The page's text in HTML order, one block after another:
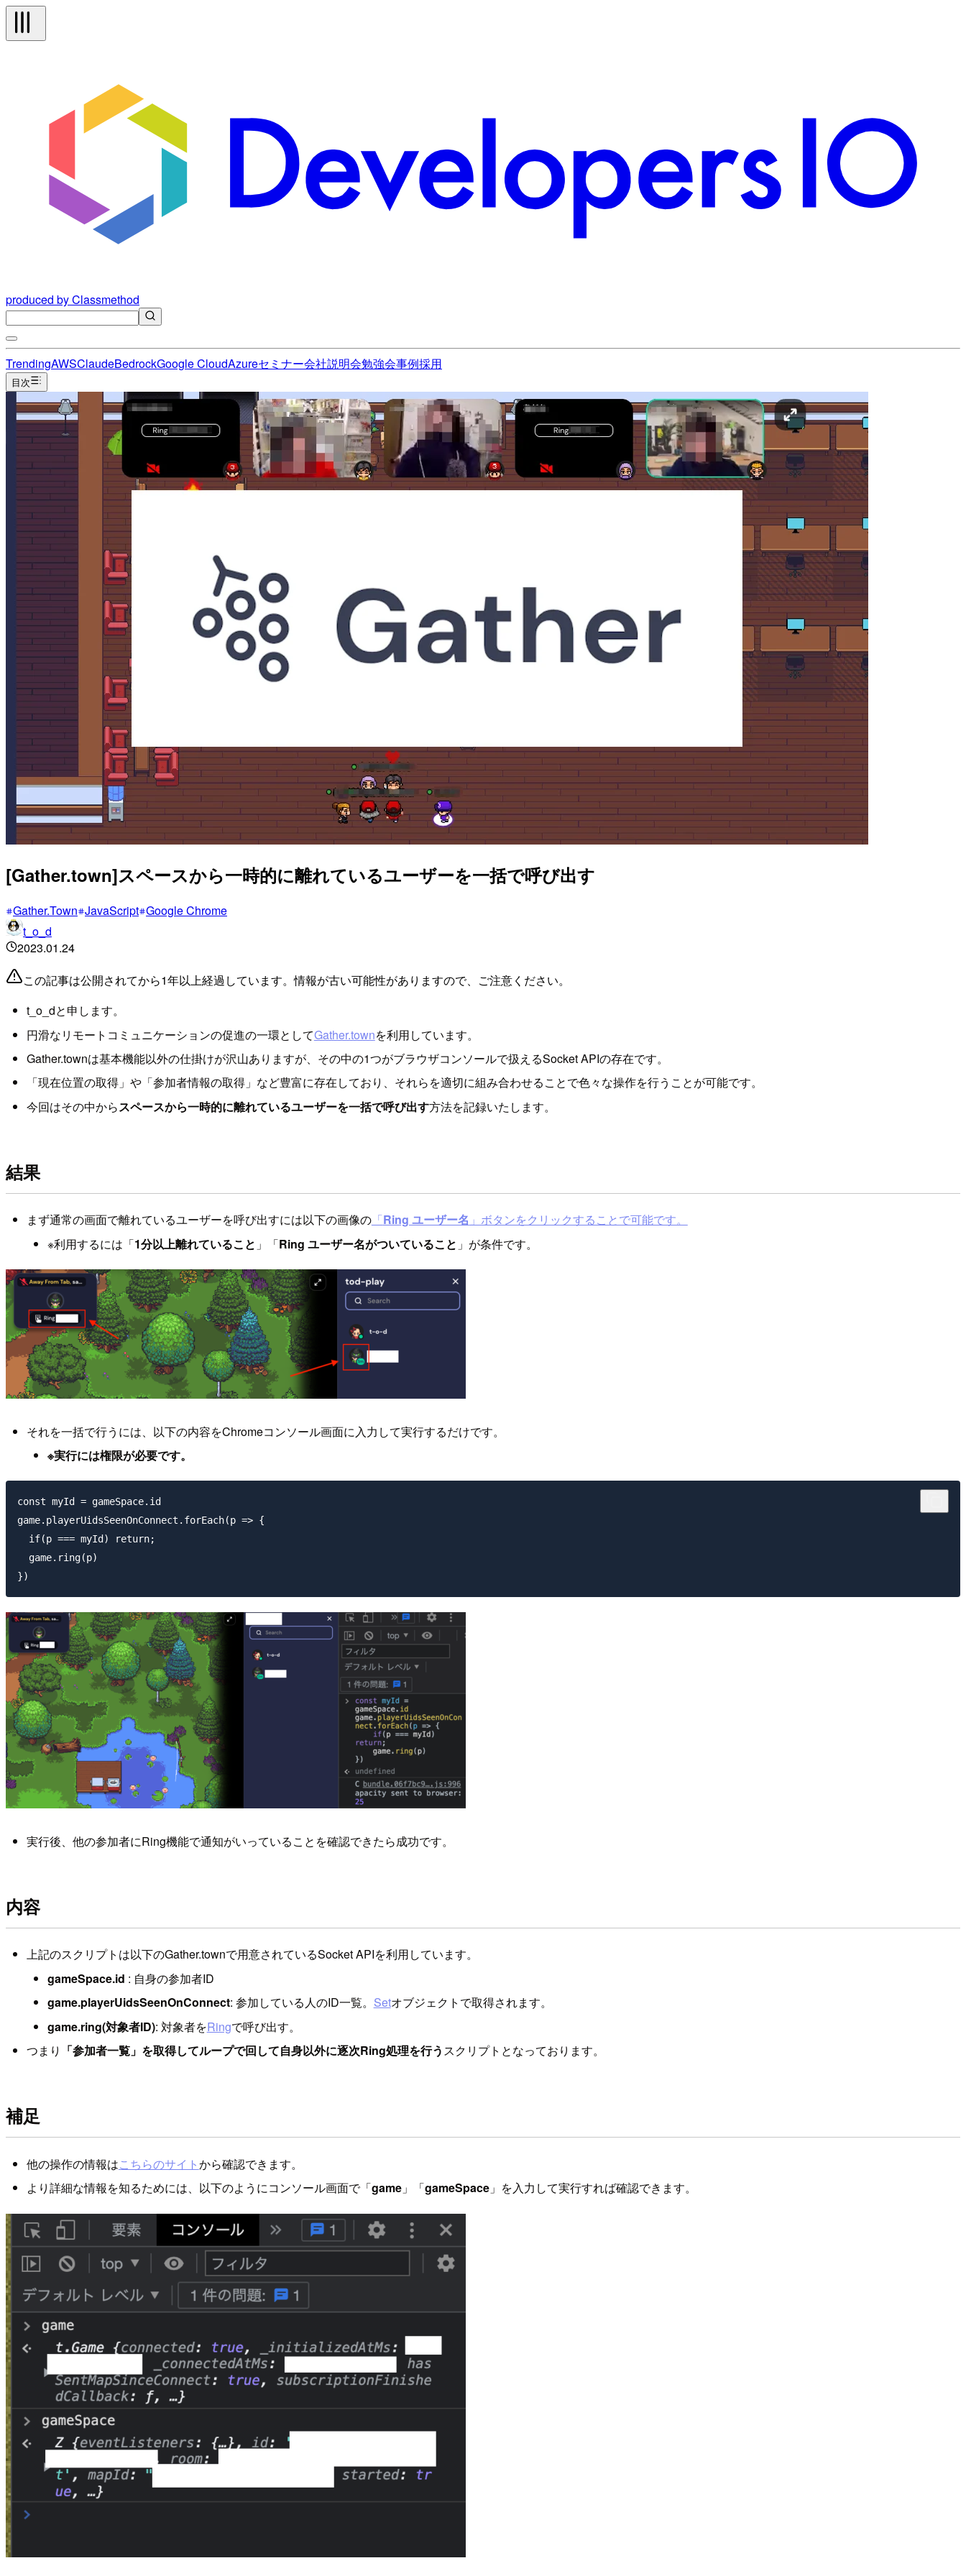
produced by Classmethod
TrendingAWSClaudeBedrockGoogle CloudAzureセミナー会社説明会勉強会事例採用
目次
[Gather.town]スペースから一時的に離れているユーザーを一括で呼び出す
Gather.Town JavaScript Google Chrome
t_o_d
2023.01.24
この記事は公開されてから1年以上経過しています。情報が古い可能性がありますので、ご注意ください。
t_o_dと申します。
円滑なリモートコミュニケーションの促進の一環としてGather.townを利用しています。
Gather.townは基本機能以外の仕掛けが沢山ありますが、その中の1つがブラウザコンソールで扱えるSocket APIの存在です。
「現在位置の取得」や「参加者情報の取得」など豊富に存在しており、それらを適切に組み合わせることで色々な操作を行うことが可能です。
今回はその中からスペースから一時的に離れているユーザーを一括で呼び出す方法を記録いたします。
結果
まず通常の画面で離れているユーザーを呼び出すには以下の画像の「Ring ユーザー名 」ボタンをクリックすることで可能です。
※利用するには「1分以上離れていること 」「Ring ユーザー名がついていること 」が条件です。
それを一括で行うには、以下の内容をChromeコンソール画面に入力して実行するだけです。
※実行には権限が必要です。
const myId = gameSpace.id
game.playerUidsSeenOnConnect.forEach(p => {
  if(p === myId) return;
  game.ring(p)
実行後、他の参加者にRing機能で通知がいっていることを確認できたら成功です。
内容
上記のスクリプトは以下のGather.townで用意されているSocket APIを利用しています。
gameSpace.id : 自身の参加者ID
game.playerUidsSeenOnConnect: 参加している人のID一覧。 Setオブジェクトで取得されます。
game.ring(対象者ID): 対象者をRingで呼び出す。
つまり 「参加者一覧」を取得してループで回して自身以外に逐次Ring処理を行うスクリプトとなっております。
補足
他の操作の情報はこちらのサイトから確認できます。
より詳細な情報を知るためには、以下のようにコンソール画面で「game」「gameSpace」を入力して実行すれば確認できます。